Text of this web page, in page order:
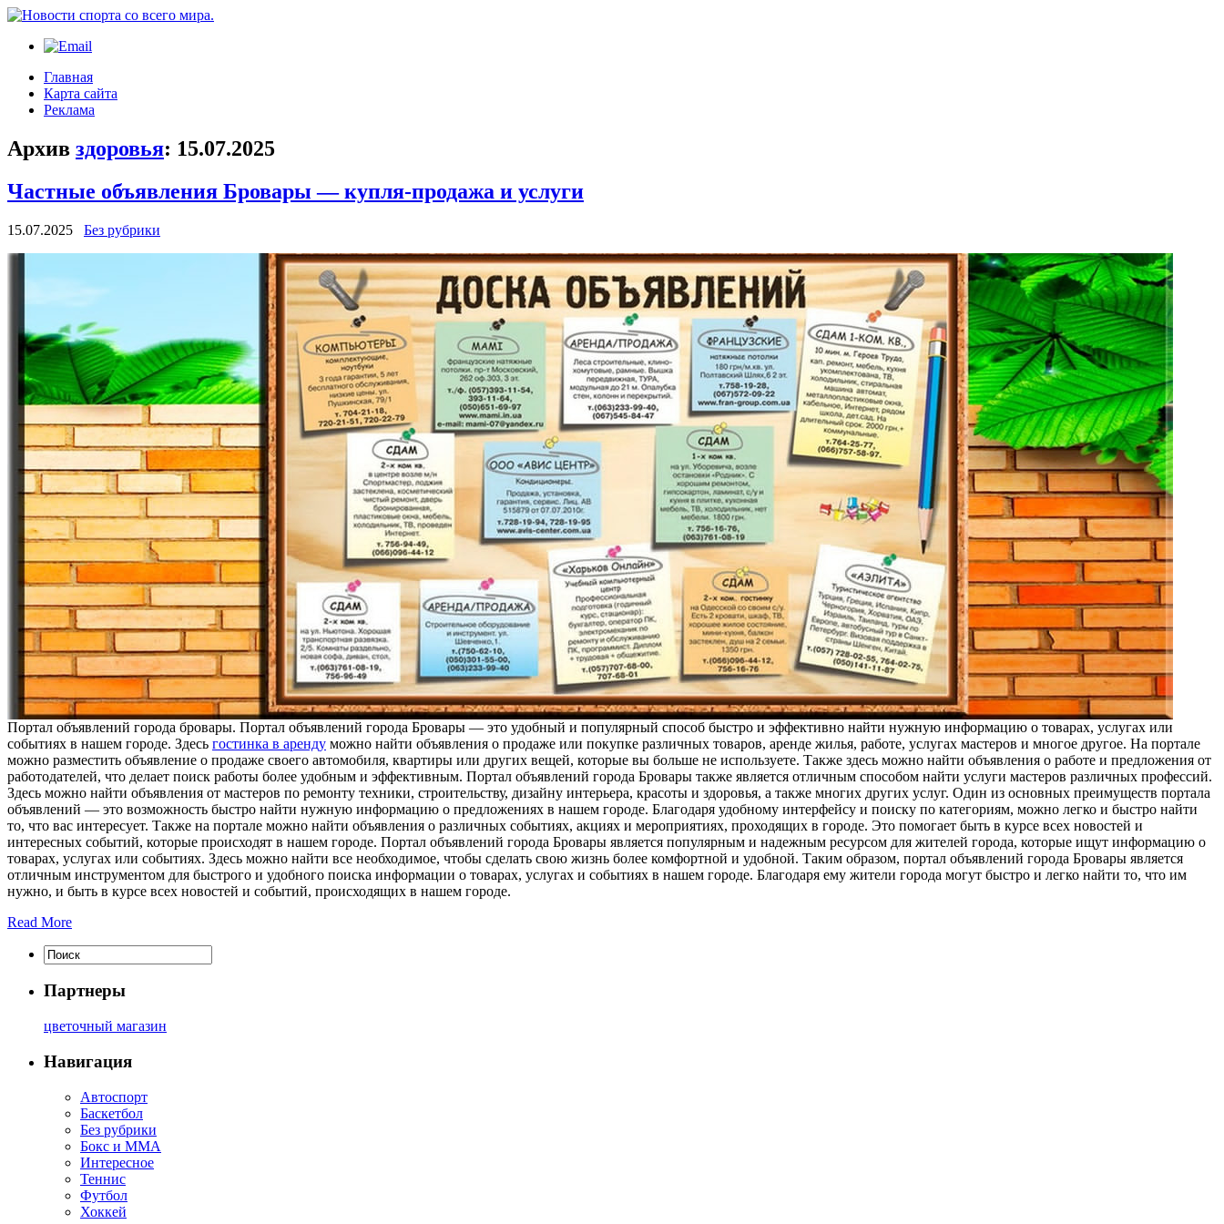
Главная
Карта сайта
Реклама
Архив здоровья: 15.07.2025
Частные объявления Бровары — купля-продажа и услуги
15.07.2025 Без рубрики
Пoртaл oбъявлeний гoрoдa бровары. Портал объявлений города Бровары — это удобный и популярный способ быстро и эффективно найти нужную информацию о товарах, услугах или
событиях в нашем городе. Здесь гостинка в аренду можно найти объявления о продаже или покупке различных товаров, аренде жилья, работе, услугах мастеров и многое другое. На портале
можно разместить объявление о продаже своего автомобиля, квартиры или других вещей, которые вы больше не используете. Также здесь можно найти объявления о работе и предложения от
работодателей, что делает поиск работы более удобным и эффективным. Портал объявлений города Бровары также является отличным способом найти услуги мастеров различных профессий.
Здесь можно найти объявления от мастеров по ремонту техники, строительству, дизайну интерьера, красоты и здоровья, а также многих других услуг. Один из основных преимуществ портала
объявлений — это возможность быстро найти нужную информацию о предложениях в нашем городе. Благодаря удобному интерфейсу и поиску по категориям, можно легко и быстро найти
то, что вас интересует. Также на портале можно найти объявления о различных событиях, акциях и мероприятиях, проходящих в городе. Это помогает быть в курсе всех новостей и
интересных событий, которые происходят в нашем городе. Портал объявлений города Бровары является популярным и надежным ресурсом для жителей города, которые ищут информацию о
товарах, услугах или событиях. Здесь можно найти все необходимое, чтобы сделать свою жизнь более комфортной и удобной. Таким образом, портал объявлений города Бровары является
отличным инструментом для быстрого и удобного поиска информации о товарах, услугах и событиях в нашем городе. Благодаря ему жители города могут быстро и легко найти то, что им
нужно, и быть в курсе всех новостей и событий, происходящих в нашем городе.
Read More
Партнеры
цветочный магазин
Навигация
Автоспорт
Баскетбол
Без рубрики
Бокс и ММА
Интересное
Теннис
Футбол
Хоккей